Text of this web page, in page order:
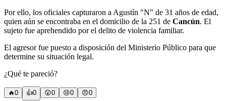
Por ello, los oficiales capturaron a Agustín "N" de 31 años de edad,
quien aún se encontraba en el domicilio de la 251 de Cancún. El
sujeto fue aprehendido por el delito de violencia familiar.
El agresor fue puesto a disposición del Ministerio Público para que
determine su situación legal.
¿Qué te pareció?
🔥0 👍0 😲0 😢0 😠0